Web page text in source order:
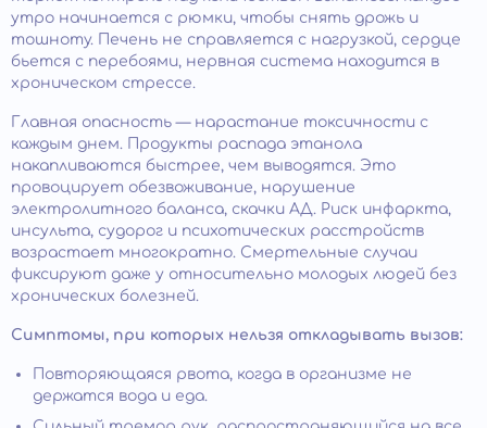
утро начинается с рюмки, чтобы снять дрожь и
тошноту. Печень не справляется с нагрузкой, сердце
бьется с перебоями, нервная система находится в
хроническом стрессе.
Главная опасность — нарастание токсичности с
каждым днем. Продукты распада этанола
накапливаются быстрее, чем выводятся. Это
провоцирует обезвоживание, нарушение
электролитного баланса, скачки АД. Риск инфаркта,
инсульта, судорог и психотических расстройств
возрастает многократно. Смертельные случаи
фиксируют даже у относительно молодых людей без
хронических болезней.
Симптомы, при которых нельзя откладывать вызов:
Повторяющаяся рвота, когда в организме не
держатся вода и еда.